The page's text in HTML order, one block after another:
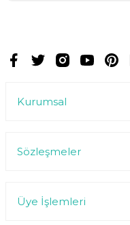
Kurumsal
Sözleşmeler
Üye İşlemleri